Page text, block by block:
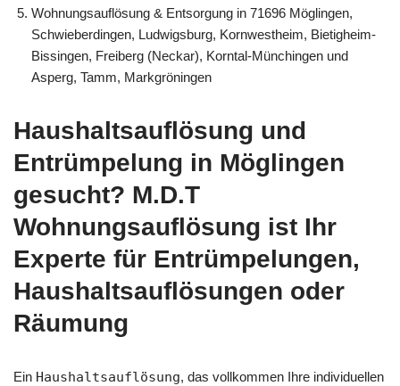
Wohnungsauflösung & Entsorgung in 71696 Möglingen,
Schwieberdingen, Ludwigsburg, Kornwestheim, Bietigheim-
Bissingen, Freiberg (Neckar), Korntal-Münchingen und
Asperg, Tamm, Markgröningen
Haushaltsauflösung und
Entrümpelung in Möglingen
gesucht? M.D.T
Wohnungsauflösung ist Ihr
Experte für Entrümpelungen,
Haushaltsauflösungen oder
Räumung
Ein Haushaltsauflösung, das vollkommen Ihre individuellen